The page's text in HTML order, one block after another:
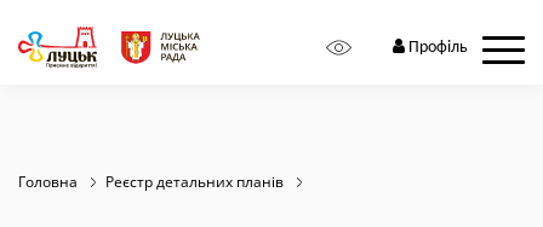
Профіль
Головна Реєстр детальних планів
Zoom: 10